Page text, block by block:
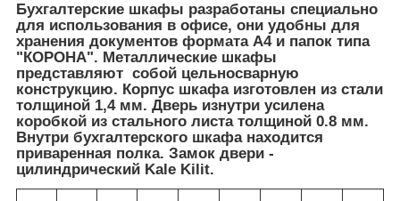
Бухгалтерские шкафы разработаны специально
для использования в офисе, они удобны для
хранения документов формата А4 и папок типа
"КОРОНА". Металлические шкафы
представляют собой цельносварную
конструкцию. Корпус шкафа изготовлен из стали
толщиной 1,4 мм. Дверь изнутри усилена
коробкой из стального листа толщиной 0.8 мм.
Внутри бухгалтерского шкафа находится
приваренная полка. Замок двери -
цилиндрический Kale Kilit.